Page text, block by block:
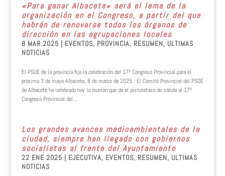
«Para ganar Albacete» será el lema de la
organización en el Congreso, a partir del que
habrán de renovarse todos los órganos de
dirección en las agrupaciones locales
8 MAR 2025 | EVENTOS, PROVINCIA, RESUMEN, ULTIMAS
NOTICIAS
El PSOE de la provincia fija la celebración del 17º Congreso Provincial para el
próximo 3 de mayo Albacete, 8 de marzo de 2025.- El Comité Provincial del PSOE
de Albacete ha celebrado hoy la reunión que da el pistoletazo de salida al 17º
Congreso Provincial del...
Los grandes avances medioambientales de la
ciudad, siempre han llegado con gobiernos
socialistas al frente del Ayuntamiento
22 ENE 2025 | EJECUTIVA, EVENTOS, RESUMEN, ULTIMAS
NOTICIAS